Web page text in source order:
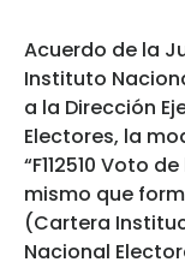
Acuerdo de la
Instituto
a la Dirección
Electores, la
“F112510 Voto
mismo que
(Cartera
Nacional